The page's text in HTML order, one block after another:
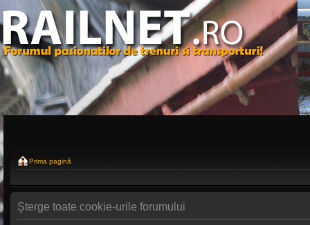
Prima pagină
Şterge toate cookie-urile forumului